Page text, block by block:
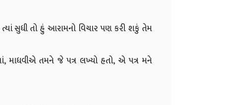
ત્યાં સુધી તો હું આરામનો વિચાર પણ કરી શકું તેમ
માધવીએ તમને જે પત્ર લખ્યો હતો, એ પત્ર મને